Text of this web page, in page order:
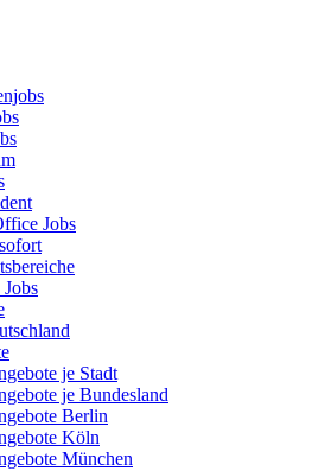
Jobs
je Stadt
je Bundesland
Berlin
Köln
München